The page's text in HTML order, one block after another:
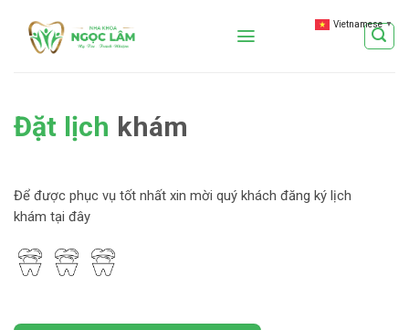
content
Đặt lịch khám
Để được phục vụ tốt nhất xin mời quý khách đăng ký lịch
khám tại đây
Vietnamese ▼